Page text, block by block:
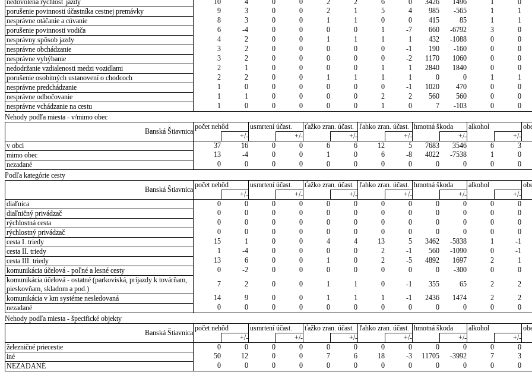
porušenie povinnosti účastníka cestnej premávky
9 3 0 0 2 1 5 4 985 -565 1 1
nesprávne otáčanie a cúvanie
8 3 0 0 1 1 0 0 415 85 1 1
porušenie povinnosti vodiča
6 -4 0 0 0 0 1 -7 660 -6792 3 0
nesprávny spôsob jazdy
4 2 0 0 1 1 1 1 432 -1088 0 0
nesprávne obchádzanie
3 2 0 0 0 0 0 -1 190 -160 0 0
nesprávne vyhýbanie
3 2 0 0 0 0 0 -2 1170 1060 0 0
nedodržanie vzdialenosti medzi vozidlami
2 1 0 0 0 0 1 1 2840 1840 0 0
porušenie osobitných ustanovení o chodcoch
2 2 0 0 1 1 1 1 0 0 1 1
nesprávne predchádzanie
1 0 0 0 0 0 0 -1 1020 470 0 0
nesprávne odbočovanie
1 1 0 0 0 0 2 2 560 560 0 0
nesprávne vchádzanie na cestu
1 0 0 0 0 0 1 0 7 -103 0 0
Nehody podľa miesta - v/mimo obec
Banská Štiavnica
počet nehôd usmrtení účast. ťažko zran. účast. ľahko zran. účast. hmotná škoda alkohol
+/-
+/- +/- +/- +/- +/-
v obci
37 16 0 0 6 6 12 5 7683 3546 6 3
mimo obec
13 -4 0 0 1 0 6 -8 4022 -7538 1 0
nezadané
0 0 0 0 0 0 0 0 0 0 0 0
Podľa kategórie cesty
Banská Štiavnica
počet nehôd usmrtení účast. ťažko zran. účast. ľahko zran. účast. hmotná škoda alkohol
+/-
+/- +/- +/- +/- +/-
diaľnica
0 0 0 0 0 0 0 0 0 0 0 0
diaľničný privádzač
0 0 0 0 0 0 0 0 0 0 0 0
rýchlostná cesta
0 0 0 0 0 0 0 0 0 0 0 0
rýchlostný privádzač
0 0 0 0 0 0 0 0 0 0 0 0
cesta I. triedy
15 1 0 0 4 4 13 5 3462 -5838 1 -1
cesta II. triedy
1 -4 0 0 0 0 2 -1 560 -1090 0 -1
cesta III. triedy
13 6 0 0 1 0 2 -5 4892 1697 2 1
komunikácia účelová - poľné a lesné cesty
0 -2 0 0 0 0 0 0 0 -300 0 0
komunikácia účelová - ostatné (parkoviská, príjazdy k továrňam,
pieskovňam, skladom a pod.)
7 2 0 0 1 1 0 -1 355 65 2 2
komunikácia v km systéme nesledovaná
14 9 0 0 1 1 1 -1 2436 1474 2 2
nezadané
0 0 0 0 0 0 0 0 0 0 0 0
Nehody podľa miesta - špecifické objekty
Banská Štiavnica
počet nehôd usmrtení účast. ťažko zran. účast. ľahko zran. účast. hmotná škoda alkohol
+/-
+/- +/- +/- +/- +/-
železničné priecestie
0 0 0 0 0 0 0 0 0 0 0 0
iné
50 12 0 0 7 6 18 -3 11705 -3992 7 3
NEZADANÉ
0 0 0 0 0 0 0 0 0 0 0 0